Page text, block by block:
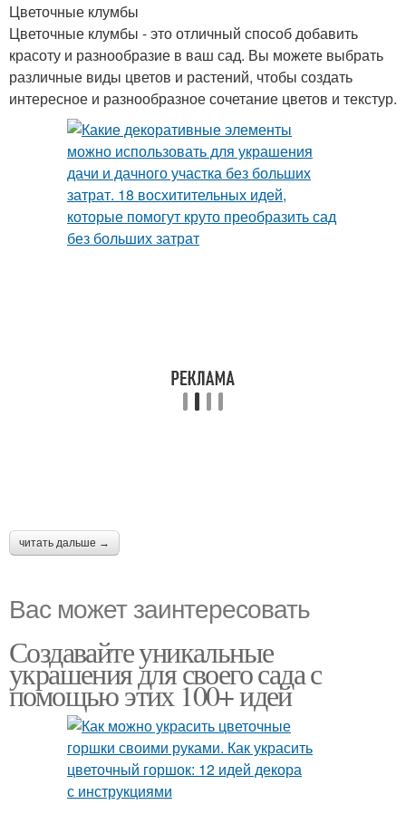
Цветочные клумбы
Цветочные клумбы - это отличный способ добавить
красоту и разнообразие в ваш сад. Вы можете выбрать
различные виды цветов и растений, чтобы создать
интересное и разнообразное сочетание цветов и текстур.
читать дальше →
Вас может заинтересовать
Создавайте уникальные
украшения для своего сада с
помощью этих 100+ идей